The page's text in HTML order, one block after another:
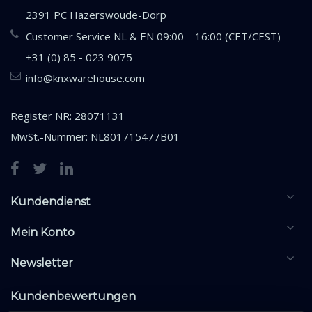
2391 PC Hazerswoude-Dorp
Customer Service NL & EN 09:00 – 16:00 (CET/CEST)
+31 (0) 85 - 023 9075
info@knxwarehouse.com
Register NR: 28071131
MwSt.-Nummer: NL801715477B01
Kundendienst
Mein Konto
Newsletter
Kundenbewertungen